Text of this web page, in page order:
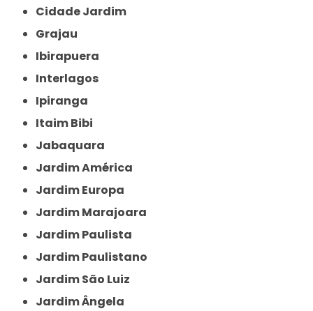
Cidade Jardim
Grajau
Ibirapuera
Interlagos
Ipiranga
Itaim Bibi
Jabaquara
Jardim América
Jardim Europa
Jardim Marajoara
Jardim Paulista
Jardim Paulistano
Jardim São Luiz
Jardim Ângela